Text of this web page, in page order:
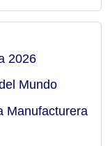
2026
Mundo
Manufacturera